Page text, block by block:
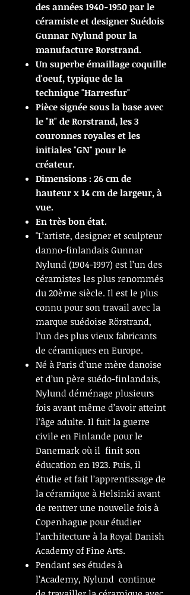
des années 1940-1950 par le
céramiste et designer Suédois
Gunnar Nylund pour la
manufacture Rorstrand.
Un superbe émaillage coquille
d'oeuf, typique de la
technique "Harresfur"
Pièce signée sous la base avec
le "R" de Rorstrand, les 3
couronnes royales et les
initiales "GN" pour le
créateur.
Dimensions : 26 cm de
hauteur x 14 cm de largeur, à
vue.
En très bon état.
"L’artiste, designer et sculpteur
danno-finlandais Gunnar
Nylund (1904-1997) est l’un des
céramistes les plus renommés
du 20ème siècle. Il est le plus
connu pour son travail avec la
marque suédoise Rörstrand,
l’un des plus vieux fabricants
de céramiques en Europe.
Né à Paris d’une mère danoise
et d’un père suédo-finlandais,
Nylund déménage plusieurs
fois avant même d’avoir atteint
l’âge adulte. Il fuit la guerre
civile en Finlande pour le
Danemark où il finit son
éducation en 1923. Puis, il
étudie et fait l’apprentissage de
la céramique à Helsinki avant
de rentrer une nouvelle fois à
Copenhague pour étudier
l’architecture à la Royal Danish
Academy of Fine Arts.
Pendant ses études à
l’Academy, Nylund continue